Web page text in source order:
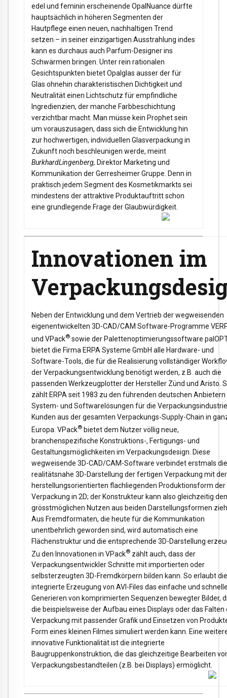
edel und feminin erscheinende OpalNuance dürfte
hauptsächlich in höheren Segmenten der
Hautpflege einen neuen, nachhaltigen Trend
setzen – in seiner einzigartigen Ausstrahlung indes
kann es durchaus auch Parfum-Designer ins
Schwärmen bringen. Unter rein rationalen
Gesichtspunkten bietet Opalglas ausser der für
Glas ohnehin charakteristischen Dichtigkeit und
Neutralität einen Lichtschutz für empfindliche
Ingredienzien, der manche Farbbeschichtung
verzichtbar macht. Man müsse kein Prophet sein
um vorauszusagen, dass sich die Entwicklung hin
zur hochwertigen, individuellen Glasverpackung in
Zukunft noch beschleunigen werde, meint
BurkhardLingenberg, Direktor Marketing und
Kommunikation der Gerresheimer Gruppe. Denn in
praktisch jedem Segment des Kosmetikmarkts sei
mindestens der attraktive Produktauftritt schon
eine grundlegende Frage der Glaubwürdigkeit.
Innovationen im
Neben der Entwicklung und dem Vertrieb der wegweisenden
eigenentwickelten 3D-CAD/CAM Software-Programme
und VPack® sowie der Palettenoptimierungssoftware
bietet die Firma ERPA Systeme GmbH alle Hardware- und
Software-Tools, die für die Realisierung vollständiger
der Verpackungsentwicklung benötigt werden, z.B. auch die
passenden Werkzeugplotter der Hersteller Zünd und Aristo.
zählt ERPA seit 1983 zu den führenden deutschen Anbietern
System- und Softwarelösungen für die
Kunden aus der gesamten Verpackungs-Supply-Chain in
Europa. VPack® bietet dem Nutzer völlig neue,
branchenspezifische Konstruktions-, Fertigungs- und
Gestaltungsmöglichkeiten im Verpackungsdesign. Diese
wegweisende 3D-CAD/CAM-Software verbindet erstmals die
realitätsnahe 3D-Darstellung der fertigen Verpackung mit der
herstellungsorientierten flachliegenden Produktionsform der
Verpackung in 2D; der Konstrukteur kann also gleichzeitig den
grösstmöglichen Nutzen aus beiden Darstellungsformen
Aus Fremdformaten, die heute für die Kommunikation
unentbehrlich geworden sind, wird automatisch eine
Flächenstruktur und die entsprechende 3D-Darstellung
Zu den Innovationen in VPack® zählt auch, dass der
Verpackungsentwickler Schnitte mit importierten oder
selbsterzeugten 3D-Fremdkörpern bilden kann. So erlaubt die
integrierte Erzeugung von AVI-Files das einfache und
Generieren von komprimierten Sequenzen bewegter Bilder,
die beispielsweise der Aufbau eines Displays oder das Falten
Verpackung mit passender Grafik und Einsetzen von
Form eines kleinen Filmes simuliert werden kann. Eine
innovative Funktionalität ist die integrierte
Baugruppenkonstruktion, die das gleichzeitige Bearbeiten
Verpackungsbestandteilen (z.B. bei Displays) ermöglicht.